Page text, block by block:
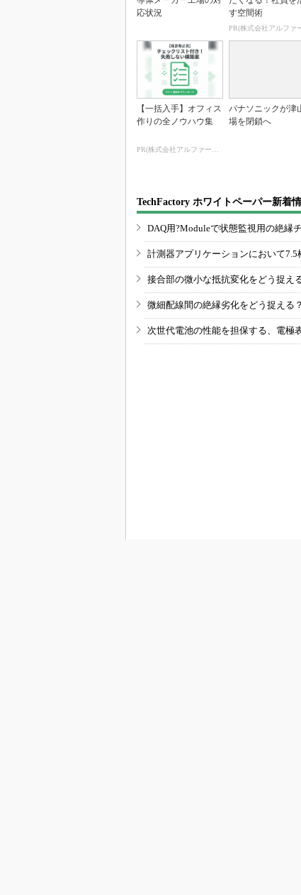
応状況
す空間術
【一括入手】オフィス
作りの全ノウハウ集
PR(株式会社アルファーテクノ)
パナソニックが津
場を閉鎖へ
TechFactory ホワイトペーパー新着
DAQ用?Moduleで状態監視用の絶縁
計測器アプリケーションにおいて
接合部の微小な抵抗変化をどう捉
微細配線間の絶縁劣化をどう捉え
次世代電池の性能を担保する、電極